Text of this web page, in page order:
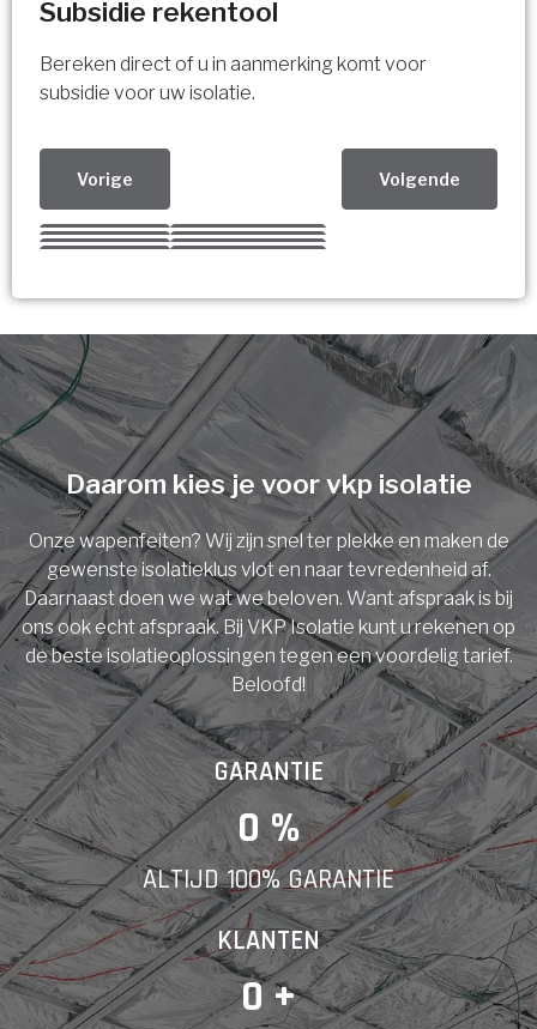
Subsidie rekentool
Bereken direct of u in aanmerking komt voor
subsidie voor uw isolatie.
Vorige Volgende
Kies uw Isolatiemaatregel
Meerdere keuzes mogelijk
Isolatiemaatregel
Spouwisolatie
Vloerisolatie
Dakisolatie
Gevelisolatie
Vorige Volgende
Vorige Volgende
U komt in aanmerking voor
subsidie!
Vul uw gegevens in en ontvang nu direct uw
berekening per mail.
Voornaam
Achternaam
E-mail
Telefoonnummer
Daarom kies je voor vkp isolatie
Onze wapenfeiten? Wij zijn snel ter plekke en maken de
gewenste isolatieklus vlot en naar tevredenheid af.
Daarnaast doen we wat we beloven. Want afspraak is bij
ons ook echt afspraak. Bij VKP Isolatie kunt u rekenen op
de beste isolatieoplossingen tegen een voordelig tarief.
Beloofd!
GARANTIE
0 %
ALTIJD 100% GARANTIE
KLANTEN
0 +